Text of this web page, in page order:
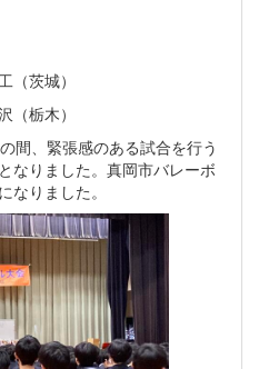
茨城）
栃木）
間、緊張感のある試合を行う
なりました。真岡市バレーボ
なりました。